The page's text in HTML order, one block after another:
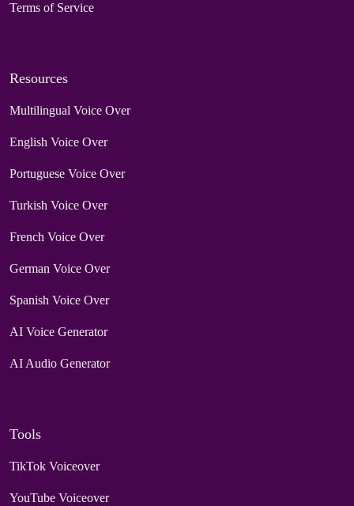
Terms of Service
Resources
Multilingual Voice Over
English Voice Over
Portuguese Voice Over
Turkish Voice Over
French Voice Over
German Voice Over
Spanish Voice Over
AI Voice Generator
AI Audio Generator
Tools
TikTok Voiceover
YouTube Voiceover